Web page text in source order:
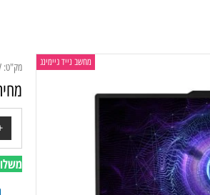
מחשב נייד גיימינג
מחיר:
משלוחים